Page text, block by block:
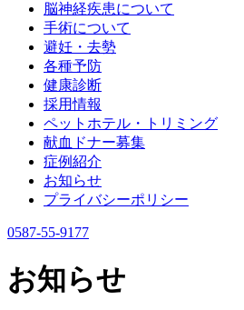
脳神経疾患について
手術について
避妊・去勢
各種予防
健康診断
採用情報
ペットホテル・トリミング
献血ドナー募集
症例紹介
お知らせ
プライバシーポリシー
0587-55-9177
お知らせ